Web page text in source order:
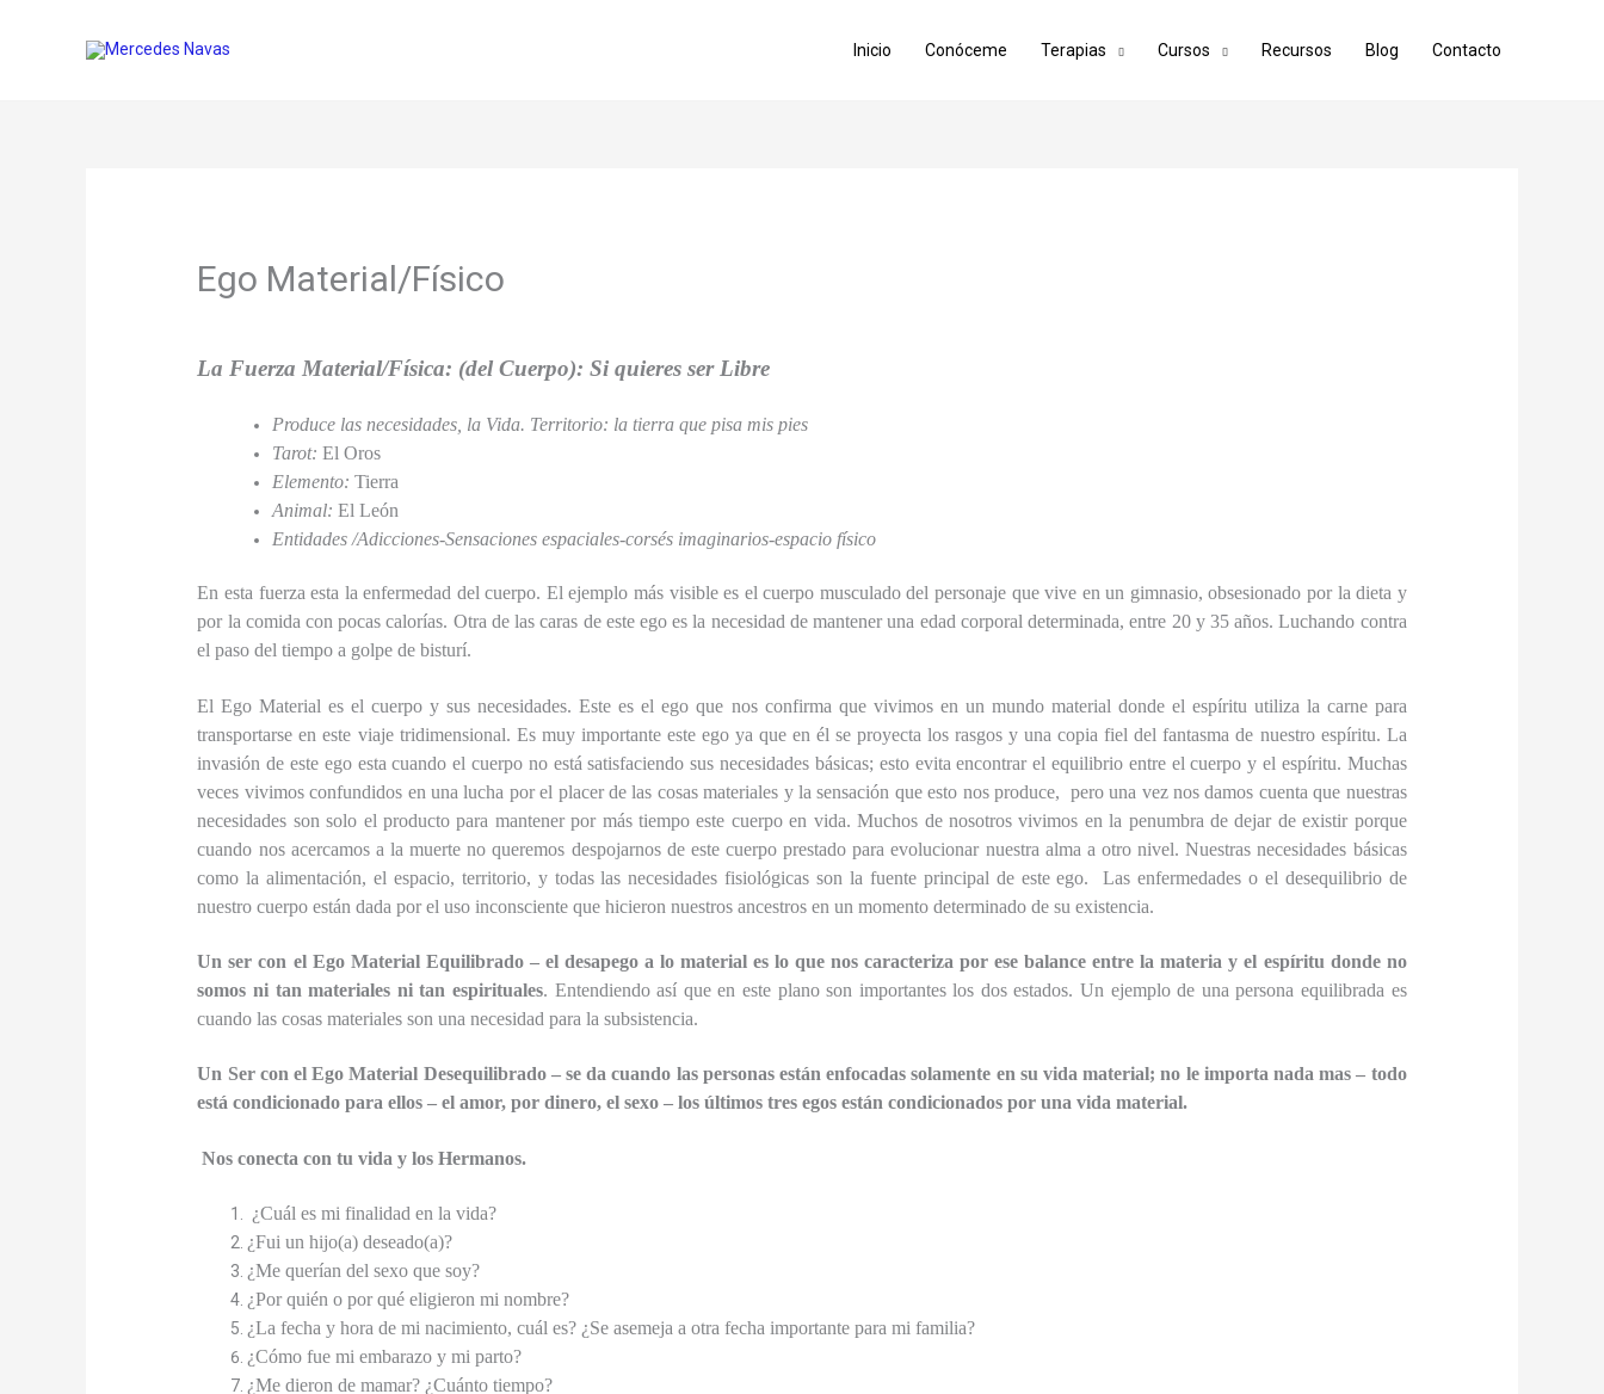
Inicio Conóceme Terapias Cursos Recursos Blog Contacto
Ego Material/Físico
La Fuerza Material/Física: (del Cuerpo): Si quieres ser Libre
Produce las necesidades, la Vida. Territorio: la tierra que pisa mis pies
Tarot:El Oros
Elemento:Tierra
Animal:El León
Entidades /Adicciones-Sensaciones espaciales-corsés imaginarios-espacio físico
En esta fuerza esta la enfermedad del cuerpo. El ejemplo más visible es el cuerpo musculado del personaje que vive en un gimnasio, obsesionado por la dieta y
por la comida con pocas calorías. Otra de las caras de este ego es la necesidad de mantener una edad corporal determinada, entre 20 y 35 años. Luchando contra
el paso del tiempo a golpe de bisturí.
El Ego Material es el cuerpo y sus necesidades. Este es el ego que nos confirma que vivimos en un mundo material donde el espíritu utiliza la carne para
transportarse en este viaje tridimensional. Es muy importante este ego ya que en él se proyecta los rasgos y una copia fiel del fantasma de nuestro espíritu. La
invasión de este ego esta cuando el cuerpo no está satisfaciendo sus necesidades básicas; esto evita encontrar el equilibrio entre el cuerpo y el espíritu. Muchas
veces vivimos confundidos en una lucha por el placer de las cosas materiales y la sensación que esto nos produce, pero una vez nos damos cuenta que nuestras
necesidades son solo el producto para mantener por más tiempo este cuerpo en vida. Muchos de nosotros vivimos en la penumbra de dejar de existir porque
cuando nos acercamos a la muerte no queremos despojarnos de este cuerpo prestado para evolucionar nuestra alma a otro nivel. Nuestras necesidades básicas
como la alimentación, el espacio, territorio, y todas las necesidades fisiológicas son la fuente principal de este ego. Las enfermedades o el desequilibrio de
nuestro cuerpo están dada por el uso inconsciente que hicieron nuestros ancestros en un momento determinado de su existencia.
Un ser con el Ego Material Equilibrado – el desapego a lo material es lo que nos caracteriza por ese balance entre la materia y el espíritu donde no
somos ni tan materiales ni tan espirituales. Entendiendo así que en este plano son importantes los dos estados. Un ejemplo de una persona equilibrada es
cuando las cosas materiales son una necesidad para la subsistencia.
Un Ser con el Ego Material Desequilibrado – se da cuando las personas están enfocadas solamente en su vida material; no le importa nada mas – todo
está condicionado para ellos – el amor, por dinero, el sexo – los últimos tres egos están condicionados por una vida material.
Nos conecta con tu vida y los Hermanos.
¿Cuál es mi finalidad en la vida?
¿Fui un hijo(a) deseado(a)?
¿Me querían del sexo que soy?
¿Por quién o por qué eligieron mi nombre?
¿La fecha y hora de mi nacimiento, cuál es? ¿Se asemeja a otra fecha importante para mi familia?
¿Cómo fue mi embarazo y mi parto?
¿Me dieron de mamar? ¿Cuánto tiempo?